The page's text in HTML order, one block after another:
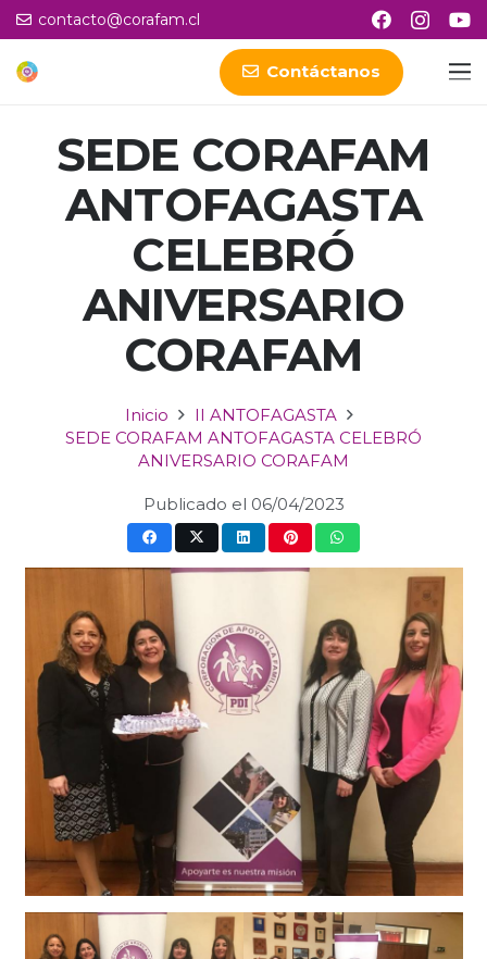
contacto@corafam.cl
Contáctanos
SEDE CORAFAM
ANTOFAGASTA
CELEBRÓ
ANIVERSARIO
CORAFAM
Inicio
II ANTOFAGASTA
SEDE CORAFAM ANTOFAGASTA CELEBRÓ
ANIVERSARIO CORAFAM
Publicado el 06/04/2023